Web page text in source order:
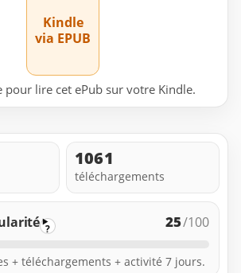
Kindle
via EPUB
pour lire cet ePub sur votre Kindle.
1061
téléchargements
? 25/100
+ téléchargements + activité 7 jours.